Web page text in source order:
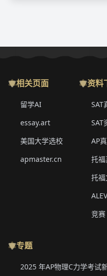
相关页面
留学AI
essay.art
美国大学选校
apmaster.cn
资料
SAT
SAT
AP
托
托
竞赛
专题